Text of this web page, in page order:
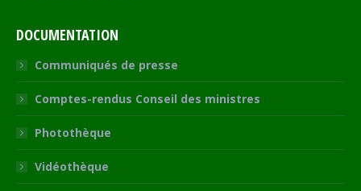
DOCUMENTATION
Communiqués de presse
Comptes-rendus Conseil des ministres
Photothèque
Vidéothèque